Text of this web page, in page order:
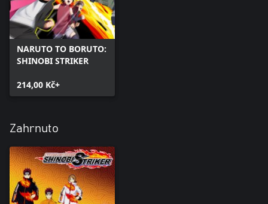
NARUTO TO BORUTO:
SHINOBI STRIKER
214,00 Kč+
Zahrnuto